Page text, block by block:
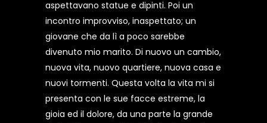
aspettavano statue e dipinti. Poi un
incontro improvviso, inaspettato; un
giovane che da lì a poco sarebbe
divenuto mio marito. Di nuovo un cambio,
nuova vita, nuovo quartiere, nuova casa e
nuovi tormenti. Questa volta la vita mi si
presenta con le sue facce estreme, la
gioia ed il dolore, da una parte la grande